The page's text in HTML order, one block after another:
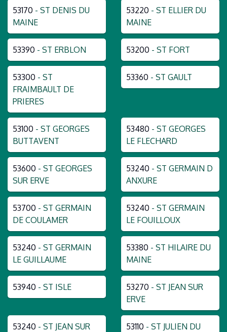
53170 - ST DENIS DU
MAINE
53220 - ST ELLIER DU
MAINE
53390 - ST ERBLON 53200 - ST FORT
53300 - ST
FRAIMBAULT DE
PRIERES
53360 - ST GAULT
53100 - ST GEORGES
BUTTAVENT
53480 - ST GEORGES
LE FLECHARD
53600 - ST GEORGES
SUR ERVE
53240 - ST GERMAIN D
ANXURE
53700 - ST GERMAIN
DE COULAMER
53240 - ST GERMAIN
LE FOUILLOUX
53240 - ST GERMAIN
LE GUILLAUME
53380 - ST HILAIRE DU
MAINE
53940 - ST ISLE 53270 - ST JEAN SUR
ERVE
53240 - ST JEAN SUR
53110 - ST JULIEN DU